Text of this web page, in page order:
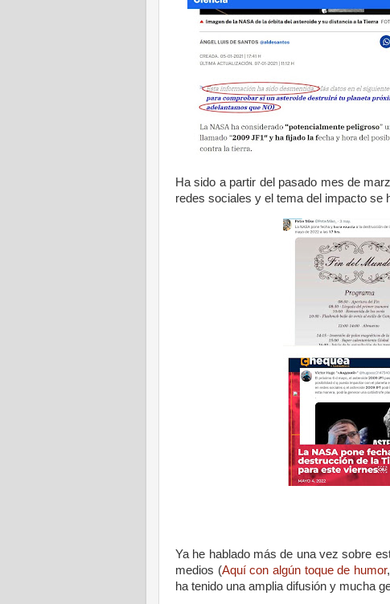
Ha sido a partir del pasado mes de
redes sociales y el tema del impacto se
Ya he hablado más de una vez sobre
medios (Aquí con algún toque de humor
ha tenido una amplia difusión y mucha